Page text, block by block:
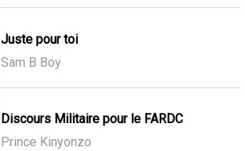
Juste pour toi
Sam B Boy
Discours Militaire pour le FARDC
Prince Kinyonzo